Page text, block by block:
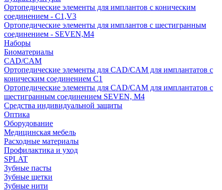
Ортопедические элементы для имплантов с коническим
соединением - C1,V3
Ортопедические элементы для имплантов с шестигранным
соединением - SEVEN,M4
Наборы
Биоматериалы
CAD/CAM
Ортопедические элементы для CAD/CAM для имплантатов с
коническим соединением С1
Ортопедические элементы для CAD/CAM для имплантатов с
шестигранным соединением SEVEN, М4
Средства индивидуальной защиты
Оптика
Оборудование
Медицинская мебель
Расходные материалы
Профилактика и уход
SPLAT
Зубные пасты
Зубные щетки
Зубные нити